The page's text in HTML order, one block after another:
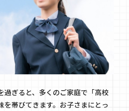
過ぎると、多くのご家庭で「高校
を帯びてきます。お子さまにとっ